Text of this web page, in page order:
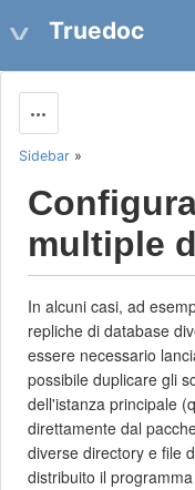
Truedoc
Sidebar »
multiple
In alcuni casi, ad
repliche di database
essere necessario
possibile duplicare gli
dell'istanza principale
direttamente dal
diverse directory e file
distribuito il programma